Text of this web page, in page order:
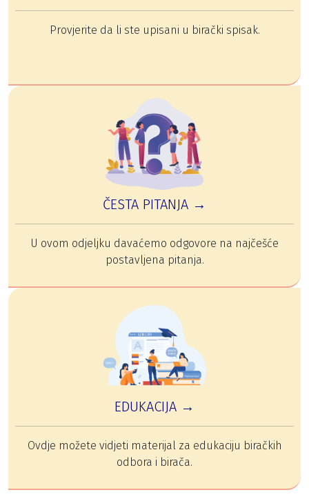
Provjerite da li ste upisani u birački spisak.
ČESTA PITANJA →
U ovom odjeljku davaćemo odgovore na najčešće
postavljena pitanja.
EDUKACIJA →
Ovdje možete vidjeti materijal za edukaciju biračkih
odbora i birača.